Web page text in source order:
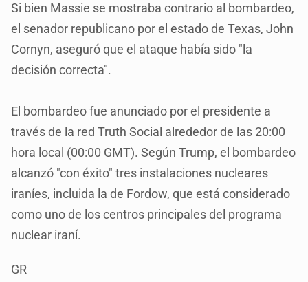
Si bien Massie se mostraba contrario al bombardeo,
el senador republicano por el estado de Texas, John
Cornyn, aseguró que el ataque había sido "la
decisión correcta".
El bombardeo fue anunciado por el presidente a
través de la red Truth Social alrededor de las 20:00
hora local (00:00 GMT). Según Trump, el bombardeo
alcanzó "con éxito" tres instalaciones nucleares
iraníes, incluida la de Fordow, que está considerado
como uno de los centros principales del programa
nuclear iraní.
GR